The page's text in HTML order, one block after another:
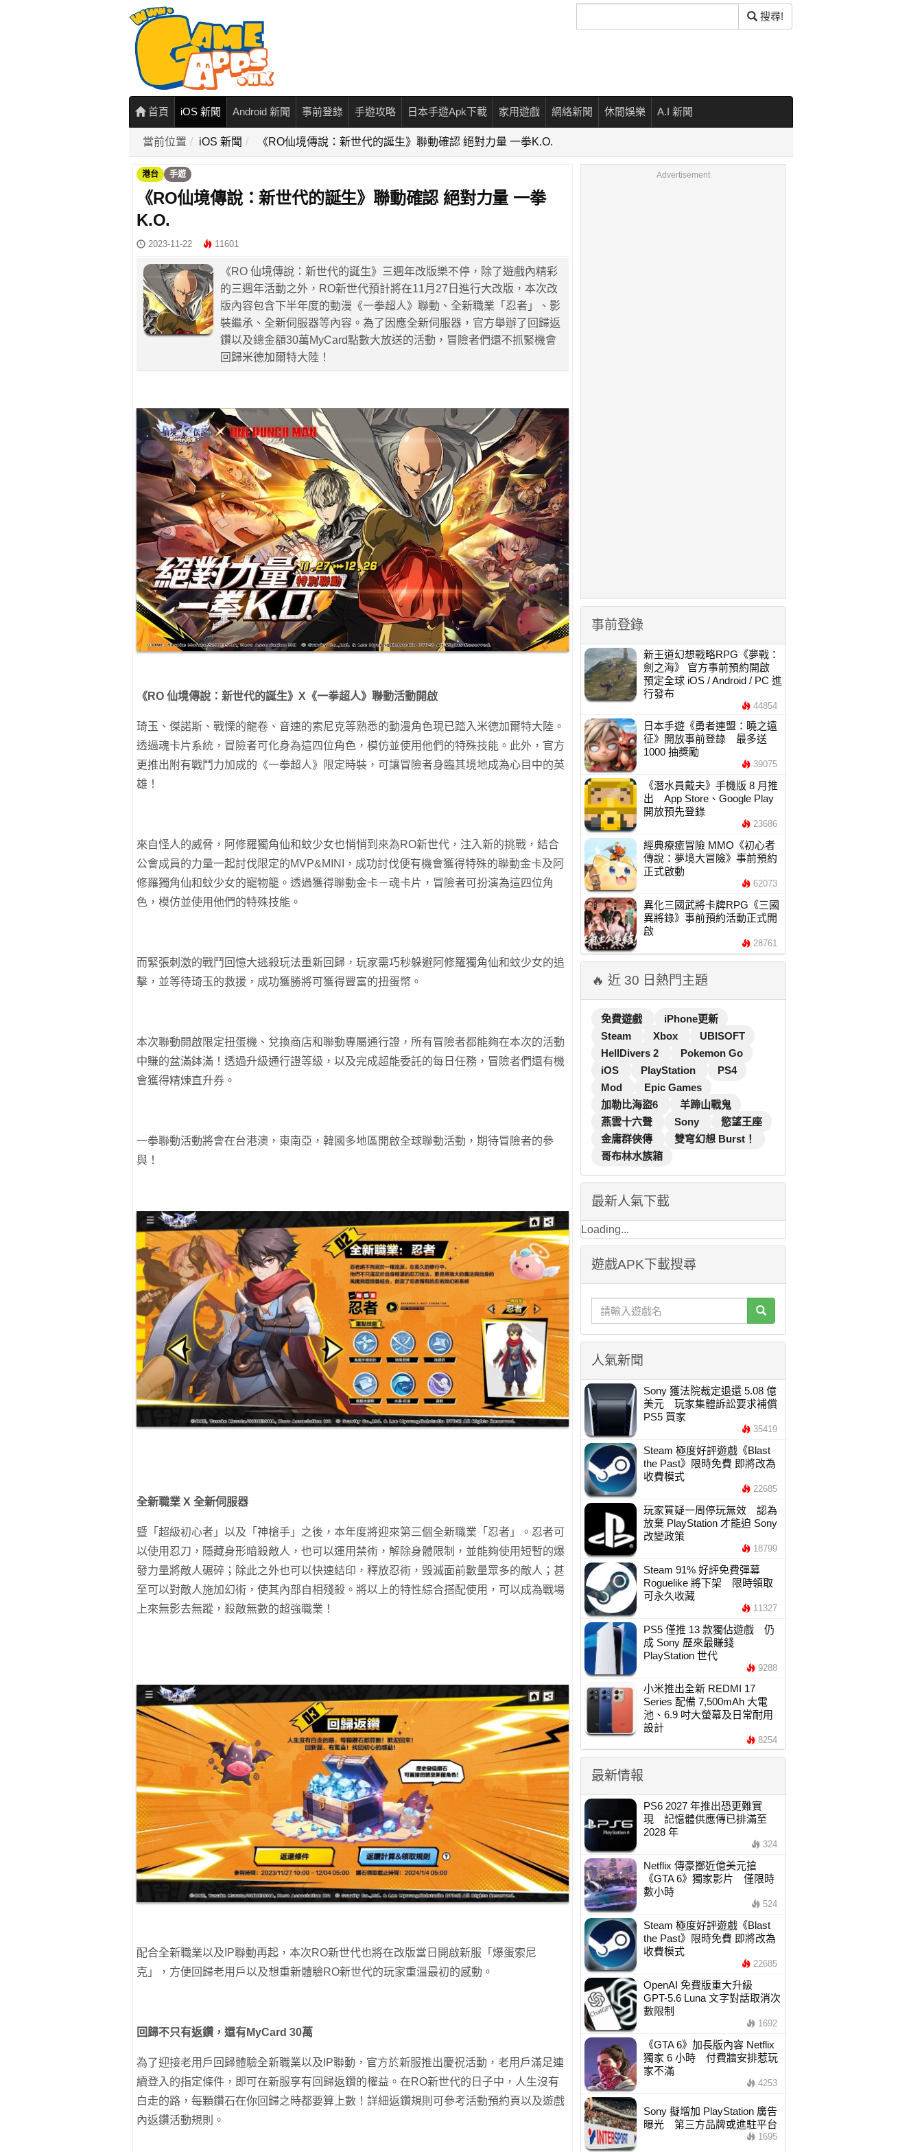
尋
搜尋!
首頁 iOS 新聞 Android 新聞 事前登錄 手遊攻略 日本手遊Apk下載 家用遊戲 網絡新聞 休閒娛樂 A.I 新聞
當前位置 iOS 新聞 《RO仙境傳說：新世代的誕生》聯動確認 絕對力量 一拳K.O.
港台 手遊
《RO仙境傳說：新世代的誕生》聯動確認 絕對力量 一拳
K.O.
2023-11-22 11601
《RO 仙境傳說：新世代的誕生》三週年改版樂不停，除了遊戲內精彩
的三週年活動之外，RO新世代預計將在11月27日進行大改版，本次改
版內容包含下半年度的動漫《一拳超人》聯動、全新職業「忍者」、影
裝繼承、全新伺服器等內容。為了因應全新伺服器，官方舉辦了回歸返
鑽以及總金額30萬MyCard點數大放送的活動，冒險者們還不抓緊機會
回歸米德加爾特大陸！
《RO 仙境傳說：新世代的誕生》 X 《一拳超人》聯動活動開啟
琦玉、傑諾斯、戰慄的龍卷、音速的索尼克等熟悉的動漫角色現已踏入米德加爾特大陸。
透過魂卡片系統，冒險者可化身為這四位角色，模仿並使用他們的特殊技能。此外，官方
更推出附有戰鬥力加成的《一拳超人》限定時裝，可讓冒險者身臨其境地成為心目中的英
雄！
來自怪人的威脅，阿修羅獨角仙和蚊少女也悄悄到來為RO新世代，注入新的挑戰，結合
公會成員的力量一起討伐限定的MVP&MINI，成功討伐便有機會獲得特殊的聯動金卡及阿
修羅獨角仙和蚊少女的寵物籠。透過獲得聯動金卡－魂卡片，冒險者可扮演為這四位角
色，模仿並使用他們的特殊技能。
而緊張刺激的戰鬥回憶大逃殺玩法重新回歸，玩家需巧秒躲避阿修羅獨角仙和蚊少女的追
擊，並等待琦玉的救援，成功獲勝將可獲得豐富的扭蛋幣。
本次聯動開啟限定扭蛋機、兌換商店和聯動專屬通行證，所有冒險者都能夠在本次的活動
中賺的盆滿鉢滿！透過升級通行證等級，以及完成超能委託的每日任務，冒險者們還有機
會獲得精煉直升券。
一拳聯動活動將會在台港澳，東南亞，韓國多地區開啟全球聯動活動，期待冒險者的參
與！
全新職業 X 全新伺服器
暨「超級初心者」以及「神槍手」之後，本年度將迎來第三個全新職業「忍者」。忍者可
以使用忍刀，隱藏身形暗殺敵人，也可以運用禁術，解除身體限制，並能夠使用短暫的爆
發力量將敵人碾碎；除此之外也可以快速結印，釋放忍術，毀滅面前數量眾多的敵人；甚
至可以對敵人施加幻術，使其內部自相殘殺。將以上的特性綜合搭配使用，可以成為戰場
上來無影去無蹤，殺敵無數的超強職業！
配合全新職業以及IP聯動再起，本次RO新世代也將在改版當日開啟新服「爆蛋索尼
克」，方便回歸老用戶以及想重新體驗RO新世代的玩家重溫最初的感動。
回歸不只有返鑽，還有 MyCard 30萬
為了迎接老用戶回歸體驗全新職業以及IP聯動，官方於新服推出慶祝活動，老用戶滿足連
續登入的指定條件，即可在新服享有回歸返鑽的權益。在RO新世代的日子中，人生沒有
白走的路，每顆鑽石在你回歸之時都要算上數！詳細返鑽規則可參考活動預約頁以及遊戲
內返鑽活動規則。
Advertisement
事前登錄
新王道幻想戰略RPG《夢戰：
劍之海》 官方事前預約開啟
預定全球 iOS / Android / PC 進
行發布
44854
日本手遊《勇者連盟：曉之遠
征》開放事前登錄 最多送
1000 抽獎勵
39075
《潛水員戴夫》手機版 8 月推
出 App Store、Google Play
開放預先登錄
23686
經典療癒冒險 MMO《初心者
傳說：夢境大冒險》事前預約
正式啟動
62073
異化三國武將卡牌RPG《三國
異將錄》事前預約活動正式開
啟
28761
🔥 近 30 日熱門主題
免費遊戲
iPhone更新
Steam
Xbox
UBISOFT
HellDivers 2
Pokemon Go
iOS
PlayStation
PS4
Mod
Epic Games
加勒比海盜6
羊蹄山戰鬼
燕雲十六聲
Sony
慾望王座
金庸群俠傳
雙穹幻想 Burst！
哥布林水族箱
最新人氣下載
Loading...
遊戲APK下載搜尋
人氣新聞
Sony 獲法院裁定退還 5.08 億
美元 玩家集體訴訟要求補償
PS5 買家
35419
Steam 極度好評遊戲《Blast
the Past》限時免費 即將改為
收費模式
22685
玩家質疑一周停玩無效 認為
放棄 PlayStation 才能迫 Sony
改變政策
18799
Steam 91% 好評免費彈幕
Roguelike 將下架 限時領取
可永久收藏
11327
PS5 僅推 13 款獨佔遊戲 仍
成 Sony 歷來最賺錢
PlayStation 世代
9288
小米推出全新 REDMI 17
Series 配備 7,500mAh 大電
池、6.9 吋大螢幕及日常耐用
設計
8254
最新情報
PS6 2027 年推出恐更難實
現 記憶體供應傳已排滿至
2028 年
324
Netflix 傳豪擲近億美元搶
《GTA 6》獨家影片 僅限時
數小時
524
Steam 極度好評遊戲《Blast
the Past》限時免費 即將改為
收費模式
22685
OpenAI 免費版重大升級
GPT-5.6 Luna 文字對話取消次
數限制
1692
《GTA 6》加長版內容 Netflix
獨家 6 小時 付費牆安排惹玩
家不滿
4253
Sony 擬增加 PlayStation 廣告
曝光 第三方品牌或進駐平台
1695